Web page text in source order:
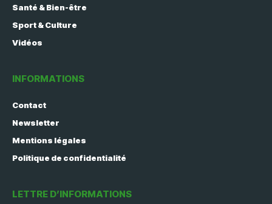
Santé & Bien-être
Sport & Culture
Vidéos
INFORMATIONS
Contact
Newsletter
Mentions légales
Politique de confidentialité
LETTRE D’INFORMATIONS